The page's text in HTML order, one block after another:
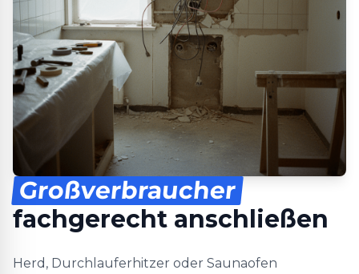
Großverbraucher
fachgerecht anschließen
Herd, Durchlauferhitzer oder Saunaofen